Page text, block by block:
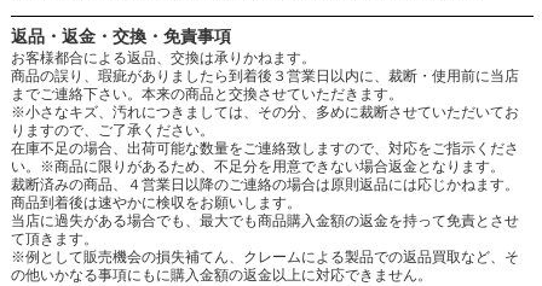
返品・返金・交換・免責事項
お客様都合による返品、交換は承りかねます。
商品の誤り、瑕疵がありましたら到着後３営業日以内に、裁断・使用前に当店
までご連絡下さい。本来の商品と交換させていただきます。
※小さなキズ、汚れにつきましては、その分、多めに裁断させていただいてお
りますので、ご了承ください。
在庫不足の場合、出荷可能な数量をご連絡致しますので、対応をご指示くださ
い。※商品に限りがあるため、不足分を用意できない場合返金となります。
裁断済みの商品、４営業日以降のご連絡の場合は原則返品には応じかねます。
商品到着後は速やかに検収をお願いします。
当店に過失がある場合でも、最大でも商品購入金額の返金を持って免責とさせ
て頂きます。
※例として販売機会の損失補てん、クレームによる製品での返品買取など、そ
の他いかなる事項にもに購入金額の返金以上に対応できません。